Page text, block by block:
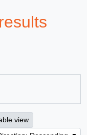
view